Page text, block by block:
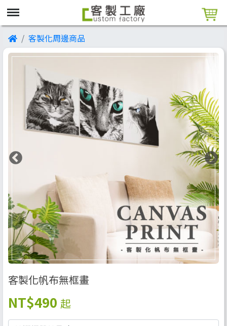
客製化周邊商品
客製化帆布無框畫
NT$490 起